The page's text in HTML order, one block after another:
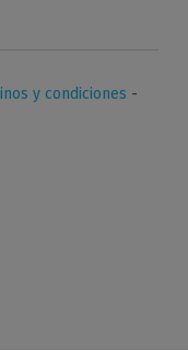
y condiciones